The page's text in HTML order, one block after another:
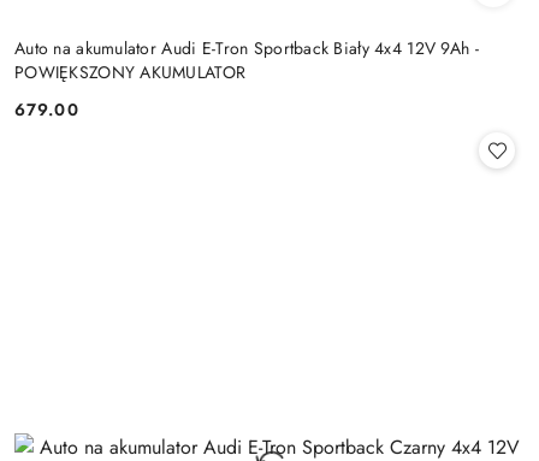
Auto na akumulator Audi E-Tron Sportback Biały 4x4 12V 9Ah -
POWIĘKSZONY AKUMULATOR
Cena:
679.00